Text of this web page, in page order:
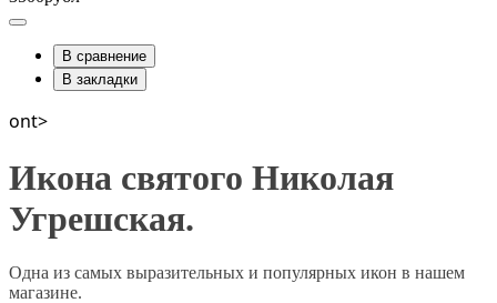
В сравнение
В закладки
ont>
Икона святого Николая
Угрешская.
Одна из самых выразительных и популярных икон в нашем
магазине.